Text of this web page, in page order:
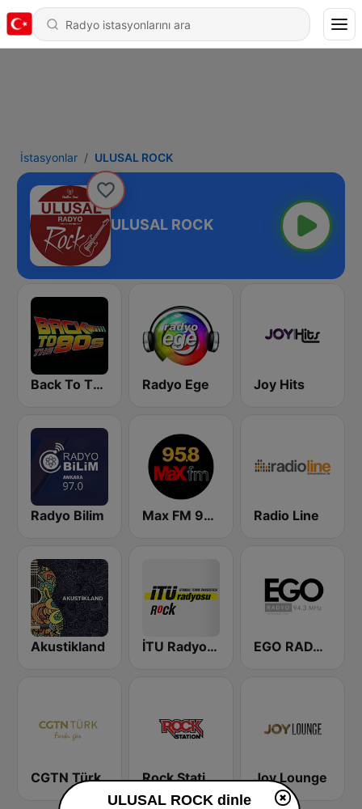
İstasyonlar ULUSAL ROCK
ULUSAL ROCK
Back To The 80's Radio Radyo Ege Joy Hits
Radyo Bilim Max FM 95.8 Radio Line
Akustikland İTU Radyosu Rock EGO RADYO
CGTN Türk Rock Station Joy Lounge
ULUSAL ROCK dinle